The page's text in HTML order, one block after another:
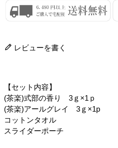
レビューを書く
【セット内容】
(茶楽)式部の香り 3ｇ×1ｐ
(茶楽)アールグレイ 3ｇ×1p
コットンタオル
スライダーポーチ